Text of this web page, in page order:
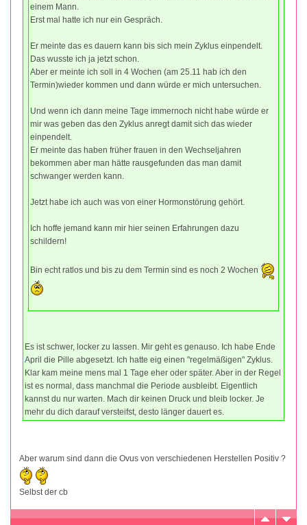
einem Mann.
Erst mal hatte ich nur ein Gespräch.
Er meinte das es dauern kann bis sich mein Zyklus einpendelt.
Das wusste ich ja jetzt schon.
Aber er meinte ich soll in 4 Wochen (am 25.11 hab ich den
Termin)wieder kommen und dann würde er mich untersuchen.
Und wenn ich dann meine Tage immernoch nicht habe würde er
mir was geben das den Zyklus anregt damit sich das wieder
einpendelt.
Er meinte das haben früher frauen in den Wechseljahren
bekommen aber man hätte rausgefunden das man damit
schwanger werden kann.
Jetzt habe ich auch was von einer Hormonstörung gehört.
Ich hoffe jemand kann mir hier seinen Erfahrungen dazu
schildern!
Bin echt ratlos und bis zu dem Termin sind es noch 2 Wochen
Es ist schwer, locker zu lassen. Mir geht es genauso. Ich habe Ende
April die Pille abgesetzt. Ich hatte eig einen "regelmäßigen" Zyklus.
Klar kam meine mens mal 1 Tage eher oder später. Aber in der Regel
ist es normal, dass manchmal die Periode ausbleibt. Eigentlich
kannst du nur warten. Mach dir keinen Druck und bleib locker. Je
mehr du dich darauf versteifst, desto länger dauert es.
Aber warum sind dann die Ovus von verschiedenen Herstellen Positiv ?
Selbst der cb